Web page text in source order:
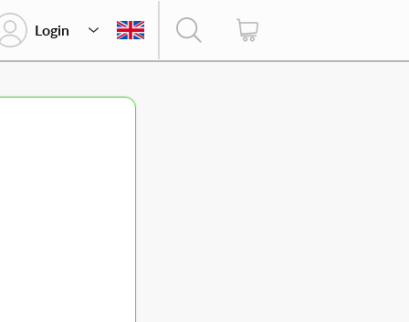
Login